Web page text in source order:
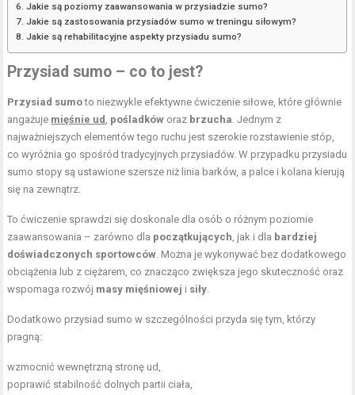
Jakie są poziomy zaawansowania w przysiadzie sumo?
Jakie są zastosowania przysiadów sumo w treningu siłowym?
Jakie są rehabilitacyjne aspekty przysiadu sumo?
Przysiad sumo – co to jest?
Przysiad sumoto niezwykle efektywne ćwiczenie siłowe, które głównie
angażuje mięśnie ud , pośladków oraz brzucha. Jednym z
najważniejszych elementów tego ruchu jest szerokie rozstawienie stóp,
co wyróżnia go spośród tradycyjnych przysiadów. W przypadku przysiadu
sumo stopy są ustawione szersze niż linia barków, a palce i kolana kierują
się na zewnątrz.
To ćwiczenie sprawdzi się doskonale dla osób o różnym poziomie
zaawansowania – zarówno dla początkujących, jak i dla bardziej
doświadczonych sportowców. Można je wykonywać bez dodatkowego
obciążenia lub z ciężarem, co znacząco zwiększa jego skuteczność oraz
wspomaga rozwój masy mięśniowej i siły.
Dodatkowo przysiad sumo w szczególności przyda się tym, którzy
pragną:
wzmocnić wewnętrzną stronę ud,
poprawić stabilność dolnych partii ciała,